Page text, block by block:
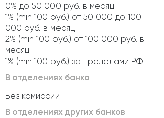
0% до 50 000 руб. в месяц
1% (min 100 руб.) от 50 000 до 100
000 руб. в месяц
2% (min 100 руб.) от 100 000 руб. в
месяц
1% (min 100 руб.) за пределами РФ
В отделениях банка
Без комиссии
В отделениях других банков